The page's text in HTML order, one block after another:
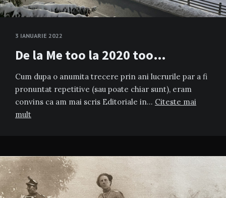
3 IANUARIE 2022
De la Me too la 2020 too…
Cum dupa o anumita trecere prin ani lucrurile par a fi
pronuntat repetitive (sau poate chiar sunt), eram
convins ca am mai scris Editoriale in… Citeste mai
mult